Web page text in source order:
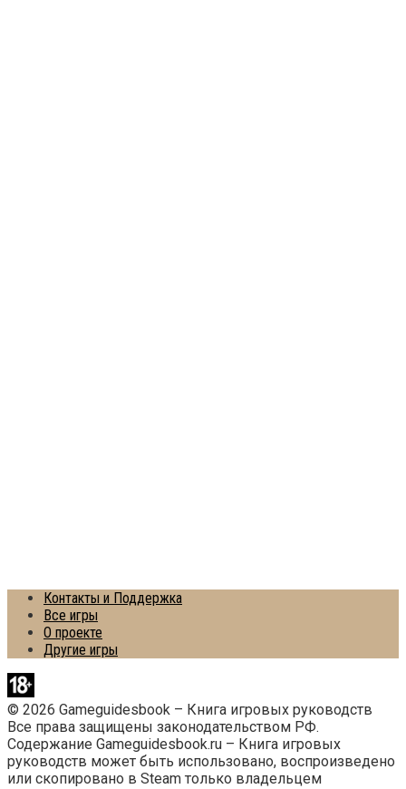
Контакты и Поддержка
Все игры
О проекте
Другие игры
© 2026 Gameguidesbook – Книга игровых руководств
Все права защищены законодательством РФ.
Содержание Gameguidesbook.ru – Книга игровых
руководств может быть использовано, воспроизведено
или скопировано в Steam только владельцем